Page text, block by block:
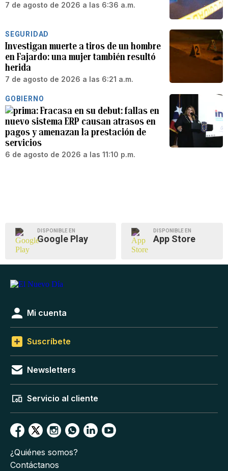
7 de agosto de 2026 a las 6:36 a.m.
SEGURIDAD
Investigan muerte a tiros de un hombre
en Fajardo: una mujer también resultó
herida
7 de agosto de 2026 a las 6:21 a.m.
GOBIERNO
Fracasa en su debut: fallas en
nuevo sistema ERP causan atrasos en
pagos y amenazan la prestación de
servicios
6 de agosto de 2026 a las 11:10 p.m.
DISPONIBLE EN
Google Play
DISPONIBLE EN
App Store
Mi cuenta
Suscríbete
Newsletters
Servicio al cliente
¿Quiénes somos?
Contáctanos